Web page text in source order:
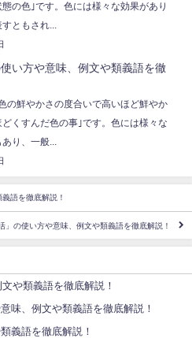
の色｣です。色には様々な効果があり
ともされ...
使い方や意味、例文や類義語を徹
色の鮮やかさの度合いで高いほど鮮やか
くすんだ色の事｣です。色には様々な
り、一般...
語を徹底解説！
」の使い方や意味、例文や類義語を徹底解説！
や類義語を徹底解説！
味、例文や類義語を徹底解説！
義語を徹底解説！